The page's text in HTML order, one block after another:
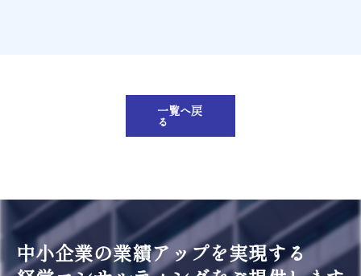
一覧へ戻
る
中小企業の業績アップを実現する